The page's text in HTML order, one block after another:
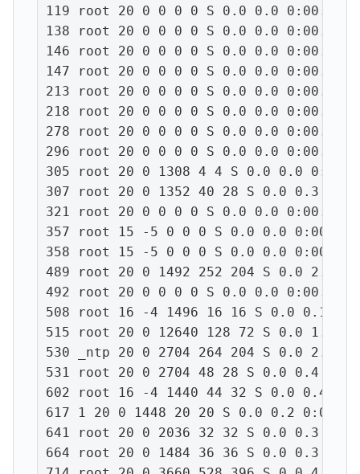
119 root 20 0 0 0 0 S 0.0 0.0 0:00.00
138 root 20 0 0 0 0 S 0.0 0.0 0:00.00
146 root 20 0 0 0 0 S 0.0 0.0 0:00.00
147 root 20 0 0 0 0 S 0.0 0.0 0:00.00
213 root 20 0 0 0 0 S 0.0 0.0 0:00.02
218 root 20 0 0 0 0 S 0.0 0.0 0:00.00
278 root 20 0 0 0 0 S 0.0 0.0 0:00.00
296 root 20 0 0 0 0 S 0.0 0.0 0:00.04
305 root 20 0 1308 4 4 S 0.0 0.0
307 root 20 0 1352 40 28 S 0.0 0.3
321 root 20 0 0 0 0 S 0.0 0.0 0:00.06
357 root 15 -5 0 0 0 S 0.0 0.0 0:00.00
358 root 15 -5 0 0 0 S 0.0 0.0 0:00.00
489 root 20 0 1492 252 204 S 0.0 2.0
492 root 20 0 0 0 0 S 0.0 0.0 0:00.22
508 root 16 -4 1496 16 16 S 0.0 0.1
515 root 20 0 12640 128 72 S 0.0 1.0
530 _ntp 20 0 2704 264 204 S 0.0 2.1
531 root 20 0 2704 48 28 S 0.0 0.4
602 root 16 -4 1440 44 32 S 0.0 0.4
617 1 20 0 1448 20 20 S 0.0 0.2 0:00.00
641 root 20 0 2036 32 32 S 0.0 0.3
664 root 20 0 1484 36 36 S 0.0 0.3